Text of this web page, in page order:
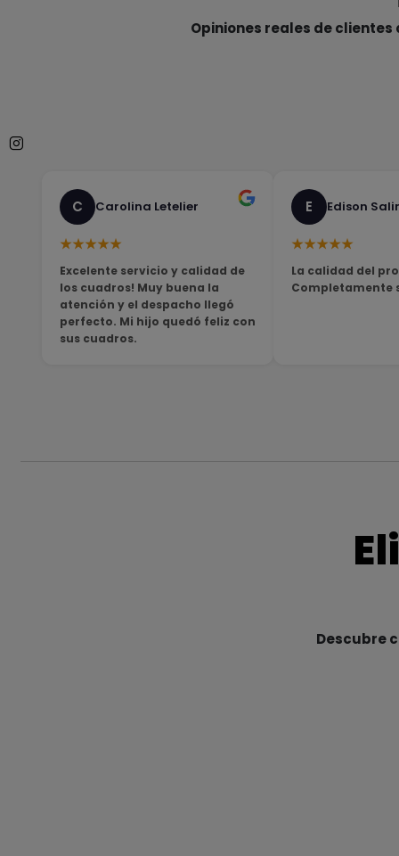
Opiniones reales de
C Carolina Letelier
★★★★★
Excelente servicio y calidad de
los cuadros! Muy buena la
atención y el despacho llegó
perfecto. Mi hijo quedó feliz con
sus cuadros.
E Edison
★★★★★
La calidad del
Completamente
Descubre